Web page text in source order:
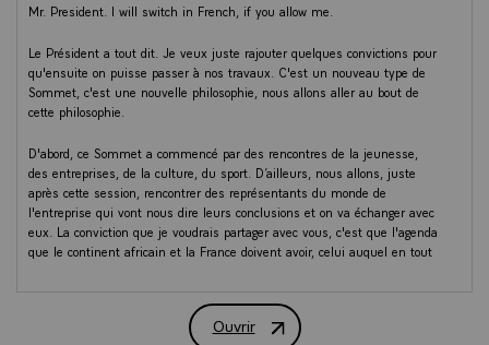
Mr. President. I will switch in French, if you allow me.
Le Président a tout dit. Je veux juste rajouter quelques convictions pour
qu'ensuite on puisse passer à nos travaux. C'est un nouveau type de
Sommet, c'est une nouvelle philosophie, nous allons aller au bout de
cette philosophie.
D'abord, ce Sommet a commencé par des rencontres de la jeunesse,
des entreprises, de la culture, du sport. D’ailleurs, nous allons, juste
après cette session, rencontrer des représentants du monde de
l'entreprise qui vont nous dire leurs conclusions et on va échanger avec
eux. La conviction que je voudrais partager avec vous, c'est que l'agenda
que le continent africain et la France doivent avoir, celui auquel en tout
effet devant. Ce que je me suis efforcé de faire depuis dix ans, c'est de
bâtir une relation qui regarde avec lucidité le passé. On a eu ce travail
Ouvrir
Discours du Président de la